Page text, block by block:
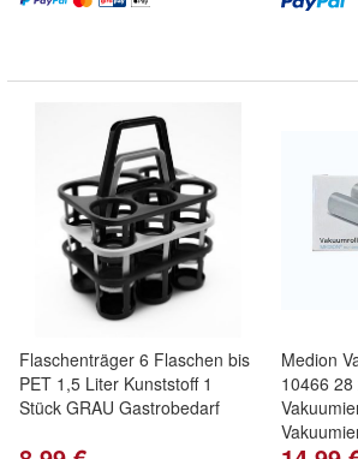
Flaschenträger 6 Flaschen bis
PET 1,5 Liter Kunststoff 1
Stück GRAU Gastrobedarf
Medion
10466